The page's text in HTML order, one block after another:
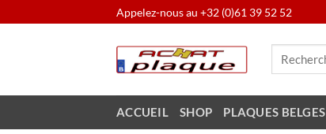
Appelez-nous au +32 (0)61 39 52 52
ACCUEIL SHOP PLAQUES BELGES